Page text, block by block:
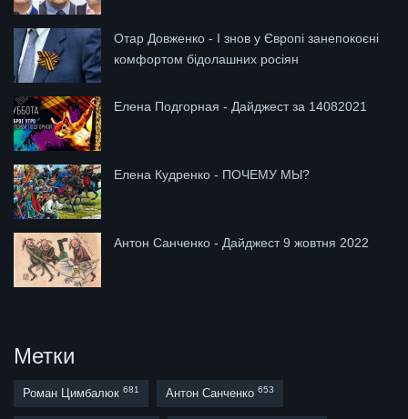
Отар Довженко - І знов у Європі занепокоєні
комфортом бідолашних росіян
Елена Подгорная - Дайджест за 14082021
Елена Кудренко - ПОЧЕМУ МЫ?
Антон Санченко - Дайджест 9 жовтня 2022
Метки
Роман Цимбалюк 681 Антон Санченко 653